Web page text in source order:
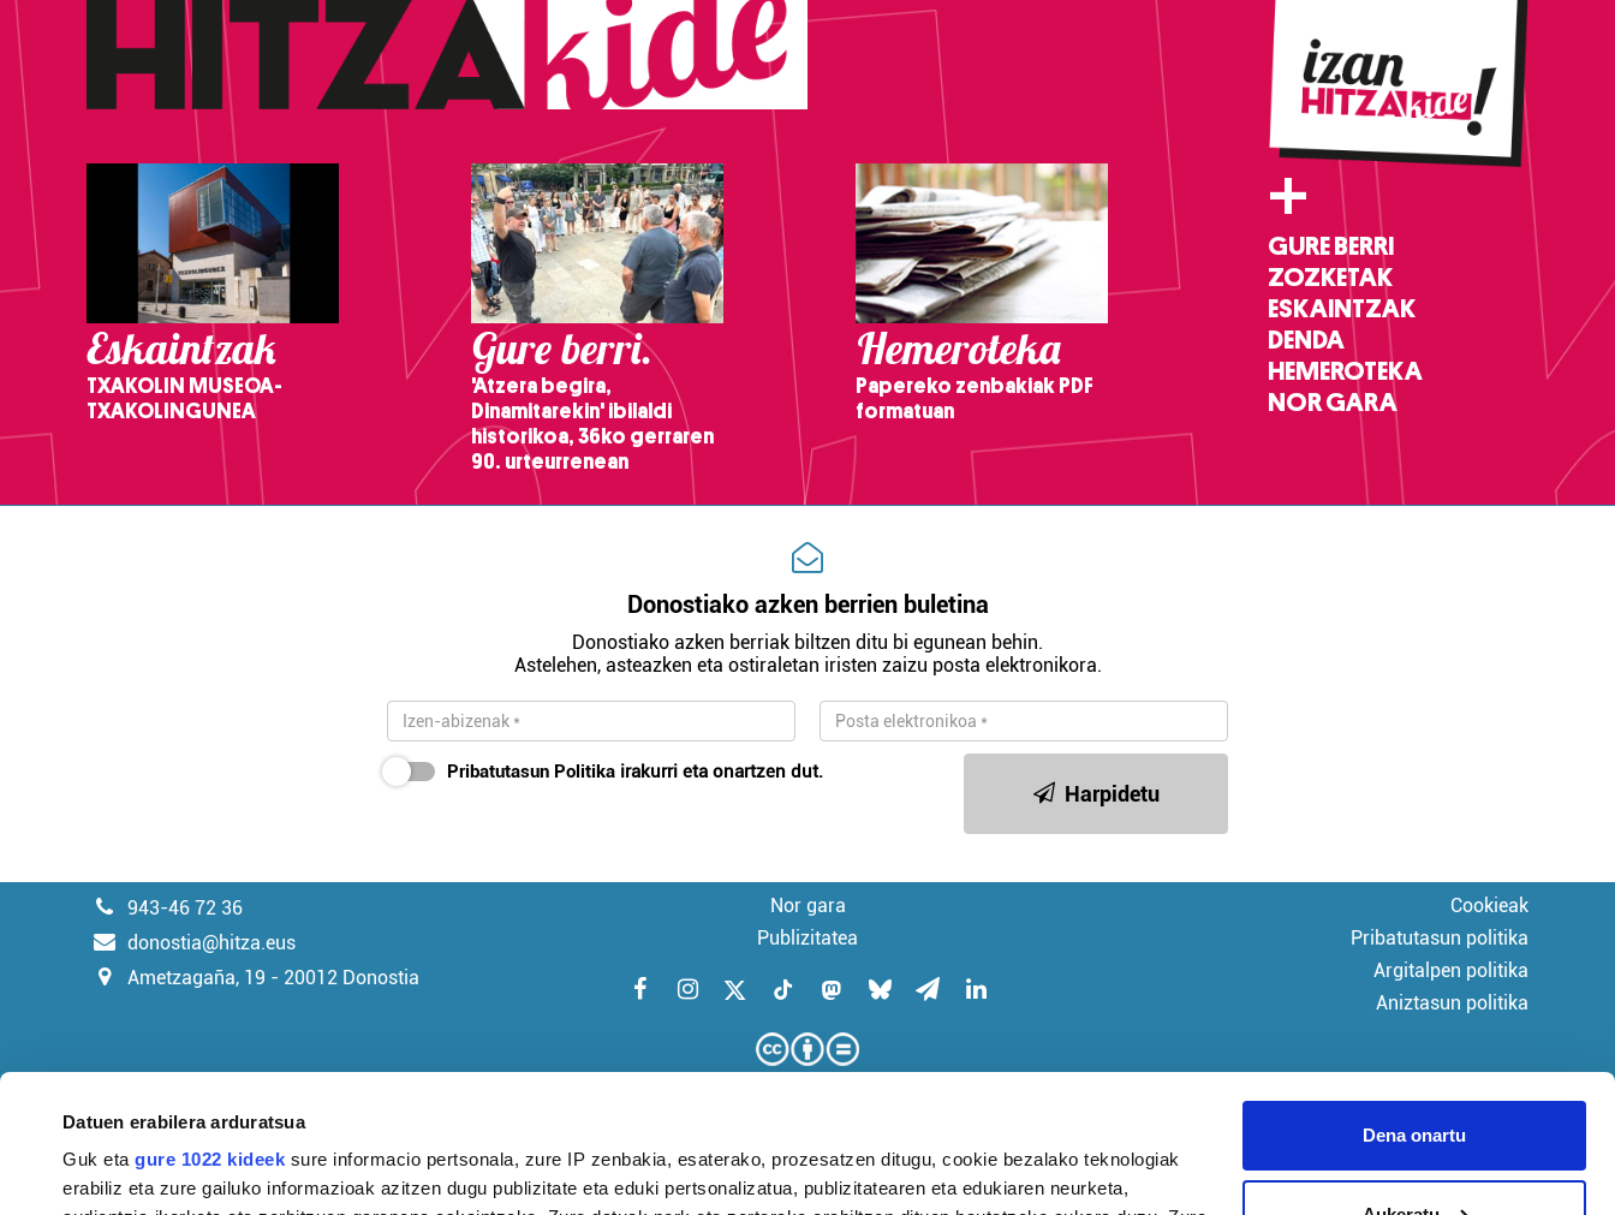
Datuen erabilera arduratsua
Guk etagure 1022 kideek sure informacio pertsonala, zure IP zenbakia, esaterako, prozesatzen ditugu, cookie bezalako teknologiak
erabiliz eta zure gailuko informazioak azitzen dugu publizitate eta eduki pertsonalizatua, publizitatearen eta edukiaren neurketa,
Dena onartu
Eskaintzak
TXAKOLIN MUSEOA-
TXAKOLINGUNEA
Gure berri.
'Atzera begira,
Dinamitarekin' ibilaldi
historikoa, 36ko gerraren
90. urteurrenean
Hemeroteka
Papereko zenbakiak PDF
formatuan
+
GURE BERRI
ZOZKETAK
ESKAINTZAK
DENDA
HEMEROTEKA
NOR GARA
Donostiako azken berrien buletina
Donostiako azken berriak biltzen ditu bi egunean behin.
Astelehen, asteazken eta ostiraletan iristen zaizu posta elektronikora.
Pribatutasun Politika irakurri eta onartzen dut.
Harpidetu
943-46 72 36
donostia@hitza.eus
Ametzagaña, 19 - 20012 Donostia
Nor gara
Publizitatea
KUDEAKETA AURRERATUARI
Cookieak
Pribatutasun politika
Argitalpen politika
Aniztasun politika